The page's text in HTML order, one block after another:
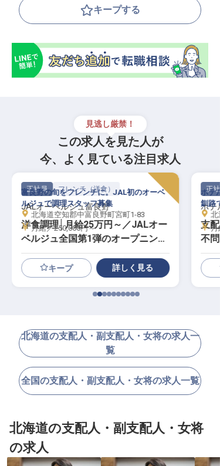
キープする
見逃し厳禁！
この求人を見た人が
今、よく見ている注目求人
正社員 フレンチ（洋食）
JALオーベルジュ富良野
洋食調理│月給25万円～／JALオー
ベルジュ全国第1弾のオープニング
／未経験・U・Iターン歓迎
富良野の旬をフレンチに。JAL初のオーベ
ルジュで調理スタッフ募集
北海道空知郡中富良野町宮町1-83
月給／250,000円～
キープ 詳しく見る
正社
ホテ
支
不
ホテ
釧路
北
月
北海道の支配人・副支配人・女将の求人一
覧
全国の支配人・副支配人・女将の求人一覧
北海道の支配人・副支配人・女将
の求人